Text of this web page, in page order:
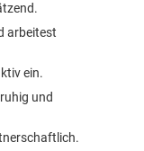
arbeitest
ein.
und